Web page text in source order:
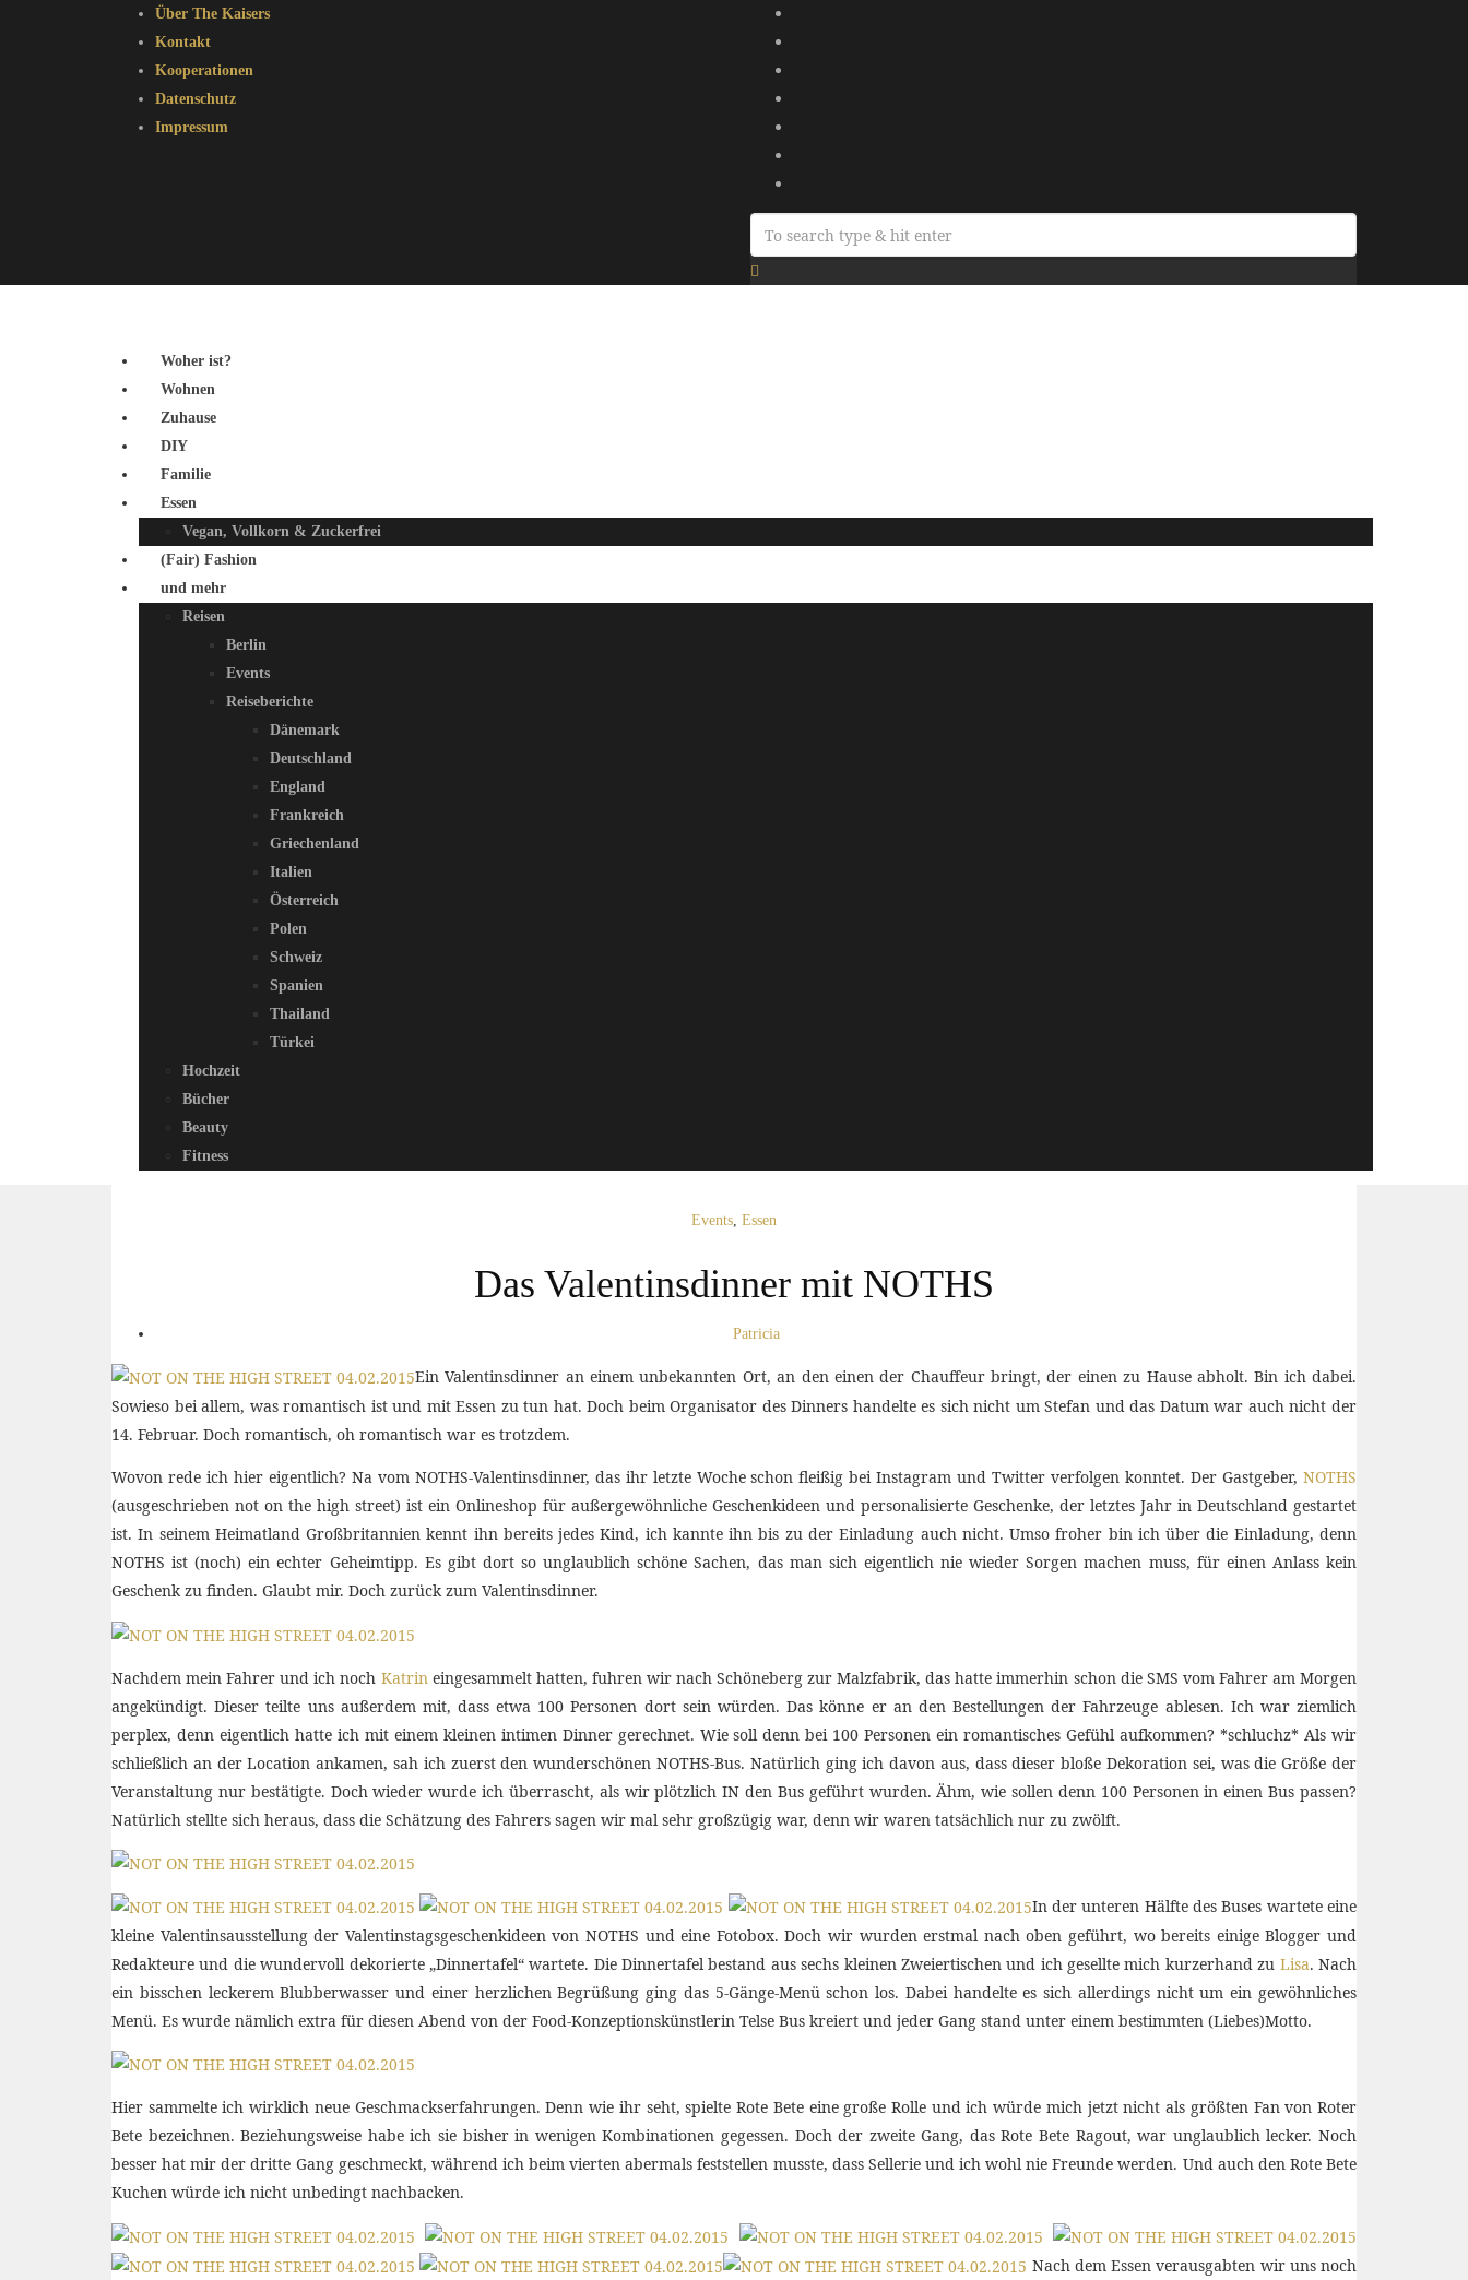
Über The Kaisers
Kontakt
Kooperationen
Datenschutz
Impressum
Woher ist?
Wohnen
Zuhause
DIY
Familie
Essen
Vegan, Vollkorn & Zuckerfrei
(Fair) Fashion
und mehr
Reisen
Berlin
Events
Reiseberichte
Dänemark
Deutschland
England
Frankreich
Griechenland
Italien
Österreich
Polen
Schweiz
Spanien
Thailand
Türkei
Hochzeit
Bücher
Beauty
Fitness
Events, Essen
Das Valentinsdinner mit NOTHS
Patricia
Ein Valentinsdinner an einem unbekannten Ort, an den einen der Chauffeur bringt, der einen zu Hause abholt. Bin ich dabei.
Sowieso bei allem, was romantisch ist und mit Essen zu tun hat. Doch beim Organisator des Dinners handelte es sich nicht um Stefan und das Datum war auch nicht der
14. Februar. Doch romantisch, oh romantisch war es trotzdem.
Wovon rede ich hier eigentlich? Na vom NOTHS-Valentinsdinner, das ihr letzte Woche schon fleißig bei Instagram und Twitter verfolgen konntet. Der Gastgeber, NOTHS
(ausgeschrieben not on the high street) ist ein Onlineshop für außergewöhnliche Geschenkideen und personalisierte Geschenke, der letztes Jahr in Deutschland gestartet
ist. In seinem Heimatland Großbritannien kennt ihn bereits jedes Kind, ich kannte ihn bis zu der Einladung auch nicht. Umso froher bin ich über die Einladung, denn
NOTHS ist (noch) ein echter Geheimtipp. Es gibt dort so unglaublich schöne Sachen, das man sich eigentlich nie wieder Sorgen machen muss, für einen Anlass kein
Geschenk zu finden. Glaubt mir. Doch zurück zum Valentinsdinner.
Nachdem mein Fahrer und ich noch Katrin eingesammelt hatten, fuhren wir nach Schöneberg zur Malzfabrik, das hatte immerhin schon die SMS vom Fahrer am Morgen
angekündigt. Dieser teilte uns außerdem mit, dass etwa 100 Personen dort sein würden. Das könne er an den Bestellungen der Fahrzeuge ablesen. Ich war ziemlich
perplex, denn eigentlich hatte ich mit einem kleinen intimen Dinner gerechnet. Wie soll denn bei 100 Personen ein romantisches Gefühl aufkommen? *schluchz* Als wir
schließlich an der Location ankamen, sah ich zuerst den wunderschönen NOTHS-Bus. Natürlich ging ich davon aus, dass dieser bloße Dekoration sei, was die Größe der
Veranstaltung nur bestätigte. Doch wieder wurde ich überrascht, als wir plötzlich IN den Bus geführt wurden. Ähm, wie sollen denn 100 Personen in einen Bus passen?
Natürlich stellte sich heraus, dass die Schätzung des Fahrers sagen wir mal sehr großzügig war, denn wir waren tatsächlich nur zu zwölft.
In der unteren Hälfte des Buses wartete eine
kleine Valentinsausstellung der Valentinstagsgeschenkideen von NOTHS und eine Fotobox. Doch wir wurden erstmal nach oben geführt, wo bereits einige Blogger und
Redakteure und die wundervoll dekorierte „Dinnertafel“ wartete. Die Dinnertafel bestand aus sechs kleinen Zweiertischen und ich gesellte mich kurzerhand zu Lisa. Nach
ein bisschen leckerem Blubberwasser und einer herzlichen Begrüßung ging das 5-Gänge-Menü schon los. Dabei handelte es sich allerdings nicht um ein gewöhnliches
Menü. Es wurde nämlich extra für diesen Abend von der Food-Konzeptionskünstlerin Telse Bus kreiert und jeder Gang stand unter einem bestimmten (Liebes)Motto.
Hier sammelte ich wirklich neue Geschmackserfahrungen. Denn wie ihr seht, spielte Rote Bete eine große Rolle und ich würde mich jetzt nicht als größten Fan von Roter
Bete bezeichnen. Beziehungsweise habe ich sie bisher in wenigen Kombinationen gegessen. Doch der zweite Gang, das Rote Bete Ragout, war unglaublich lecker. Noch
besser hat mir der dritte Gang geschmeckt, während ich beim vierten abermals feststellen musste, dass Sellerie und ich wohl nie Freunde werden. Und auch den Rote Bete
Kuchen würde ich nicht unbedingt nachbacken.
Nach dem Essen verausgabten wir uns noch